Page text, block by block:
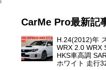
CarMe Pro最新記
H.24(2012)年
WRX 2.0 WRX
HKS車高調
ホワイト 走行